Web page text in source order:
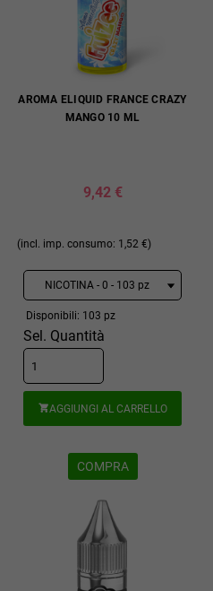
AROMA ELIQUID FRANCE CRAZY
MANGO 10 ML
9,42 €
(incl. imp. consumo: 1,52 €)
Disponibili: 103 pz
Sel. Quantità
AGGIUNGI AL CARRELLO
COMPRA